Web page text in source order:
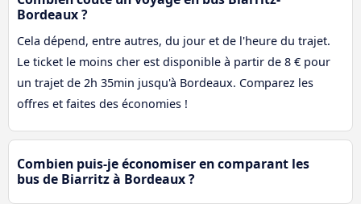
Bordeaux ?
Cela dépend, entre autres, du jour et de l'heure du trajet.
Le ticket le moins cher est disponible à partir de 8 € pour
un trajet de 2h 35min jusqu'à Bordeaux. Comparez les
offres et faites des économies !
Combien puis-je économiser en comparant les
bus de Biarritz à Bordeaux ?